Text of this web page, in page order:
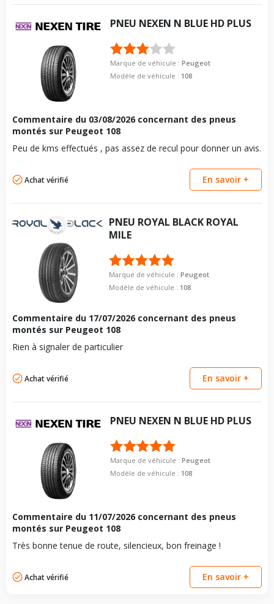
Pour la visserie, afin de garantir une parfaite compatibilité, nous
Force de rotation du
boulon
Pour la visserie, afin de garantir une parfaite compatibilité, nous
vous conseillons de contacter directement le constructeur.
PNEU NEXEN N BLUE HD PLUS
Marque de véhicule : Peugeot
Modèle de véhicule : 108
Commentaire du 03/08/2026 concernant des pneus
montés sur Peugeot 108
Peu de kms effectués , pas assez de recul pour donner un avis.
Achat vérifié En savoir +
PNEU ROYAL BLACK ROYAL
MILE
Marque de véhicule :Peugeot
Modèle de véhicule : 108
Commentaire du 17/07/2026 concernant des pneus
montés sur Peugeot 108
Rien à signaler de particulier
Achat vérifié En savoir +
PNEU NEXEN N BLUE HD PLUS
Marque de véhicule : Peugeot
Modèle de véhicule : 108
Commentaire du 11/07/2026 concernant des pneus
montés sur Peugeot 108
Très bonne tenue de route, silencieux, bon freinage !
Achat vérifié En savoir +